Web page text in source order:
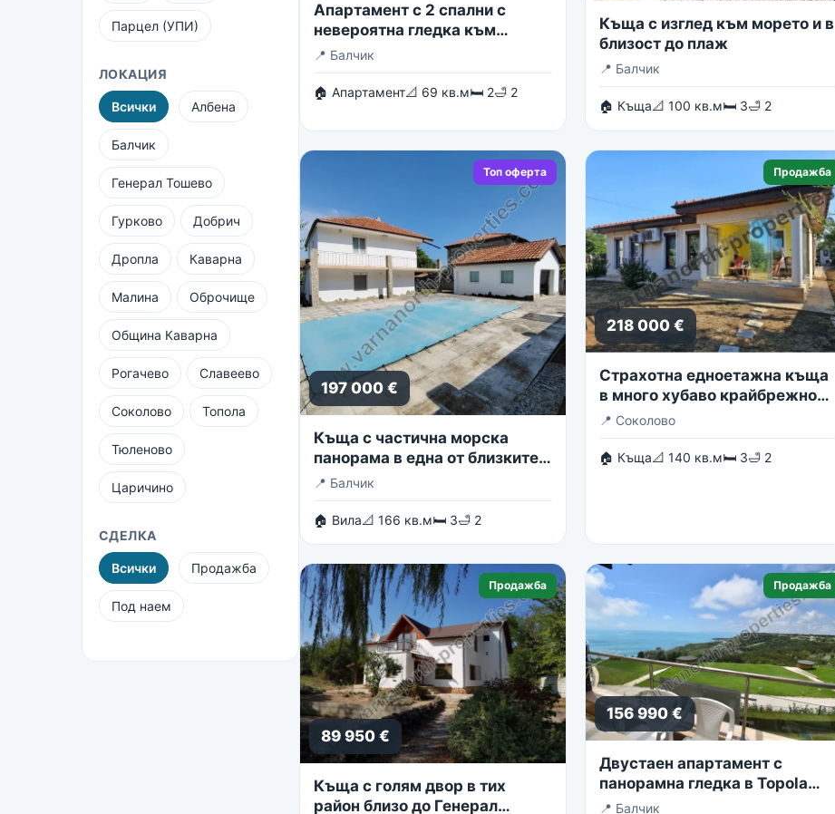
Парцел (УПИ)
ЛОКАЦИЯ
Всички Албена
Балчик
Генерал Тошево
Гурково Добрич
Дропла Каварна
Малина Оброчище
Община Каварна
Рогачево Славеево
Соколово Топола
Тюленово
Царичино
СДЕЛКА
Всички Продажба
Под наем
Апартамент с 2 спални с
невероятна гледка към
безкрайното море
📍 Балчик
🏠 Апартамент📐 69 кв.м🛏 2🛁 2
Къща с изглед към морето и в
близост до плаж
📍 Балчик
🏠 Къща📐 100 кв.м🛏 3🛁 2
Топ оферта
197 000 €
Къща с частична морска
панорама в една от близките
вилни зони в гр. Балчик
📍 Балчик
🏠 Вила📐 166 кв.м🛏 3🛁 2
Продажба
218 000 €
Страхотна едноетажна къща
в много хубаво крайбрежно
село
📍 Соколово
🏠 Къща📐 140 кв.м🛏 3🛁 2
Продажба
89 950 €
Къща с голям двор в тих
район близо до Генерал
Продажба
156 990 €
Двустаен апартамент с
панорамна гледка в Topola
Skies
📍 Балчик